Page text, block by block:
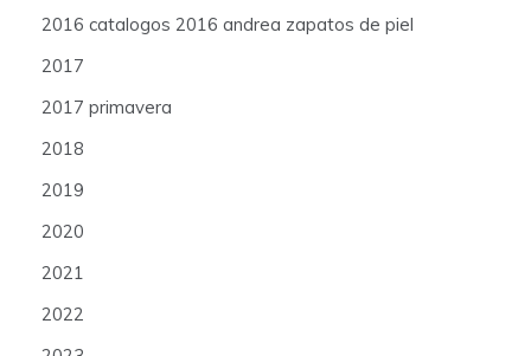
2016 catalogos 2016 andrea zapatos de piel
2017
2017 primavera
2018
2019
2020
2021
2022